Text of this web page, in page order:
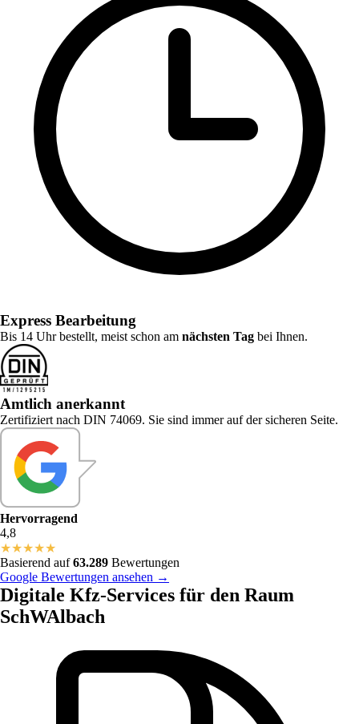
Express Bearbeitung
Bis 14 Uhr bestellt, meist schon am nächsten Tag bei Ihnen.
Amtlich anerkannt
Zertifiziert nach DIN 74069. Sie sind immer auf der sicheren Seite.
Hervorragend
4,8
★★★★★
Basierend auf63.289 Bewertungen
Google Bewertungen ansehen →
Digitale Kfz-Services für den Raum
SchWAlbach